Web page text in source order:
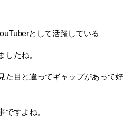
として活躍している
したね。
た目と違ってギャップがあって好
ですよね。